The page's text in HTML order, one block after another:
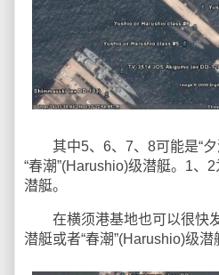
其中5、6、7、8可能是“夕
“春潮”(Harushio)级潜艇。1、
潜艇。
在横须港基地也可以很快发
潜艇或者“春潮”(Harushio)级潜